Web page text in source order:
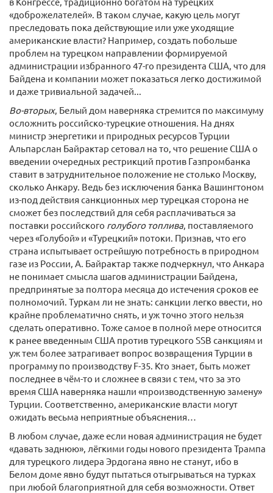
«доброжелателей». В таком случае, какую цель могут
преследовать пока действующие или уже уходящие
американские власти? Например, создать побольше
проблем на турецком направлении формируемой
администрации избранного 47-го президента США, что для
Байдена и компании может показаться легко достижимой
и даже тривиальной задачей...
Во-вторых, Белый дом наверняка стремится по максимуму
осложнить российско-турецкие отношения. На днях
министр энергетики и природных ресурсов Турции
Альпарслан Байрактар сетовал на то, что решение США о
введении очередных рестрикций против Газпромбанка
ставит в затруднительное положение не столько Москву,
сколько Анкару. Ведь без исключения банка Вашингтоном
из-под действия санкционных мер турецкая сторона не
сможет без последствий для себя расплачиваться за
поставки российского голубого топлива, поставляемого
через «Голубой» и «Турецкий» потоки. Признав, что его
страна испытывает острейшую потребность в природном
газе из России, А. Байрактар также подчеркнул, что Анкара
не понимает смысла шагов администрации Байдена,
предпринятые за полтора месяца до истечения сроков ее
полномочий. Туркам ли не знать: санкции легко ввести, но
крайне проблематично снять, и уж точно этого нельзя
сделать оперативно. Тоже самое в полной мере относится
к ранее введенным США против турецкого SSB санкциям и
уж тем более затрагивает вопрос возвращения Турции в
программу по производству F-35. Кто знает, быть может
последнее в чём-то и сложнее в связи с тем, что за это
время США наверняка нашли «производственную замену»
Турции. Соответственно, американские власти могут
ожидать весьма неприятные объяснения…
В любом случае, даже если новая администрация не будет
«давать заднюю», лёгкими годы нового президента Трампа
для турецкого лидера Эрдогана явно не станут, ибо в
Белом доме явно будут пытаться отыгрываться на турках
при любой благоприятной для себя возможности. Ответ